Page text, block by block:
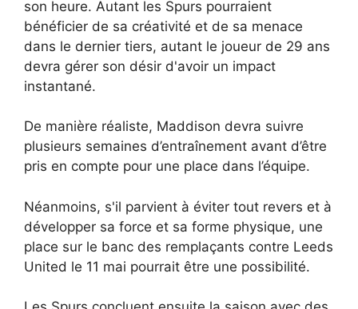
son heure. Autant les Spurs pourraient
bénéficier de sa créativité et de sa menace
dans le dernier tiers, autant le joueur de 29 ans
devra gérer son désir d'avoir un impact
instantané.
De manière réaliste, Maddison devra suivre
plusieurs semaines d’entraînement avant d’être
pris en compte pour une place dans l’équipe.
Néanmoins, s'il parvient à éviter tout revers et à
développer sa force et sa forme physique, une
place sur le banc des remplaçants contre Leeds
United le 11 mai pourrait être une possibilité.